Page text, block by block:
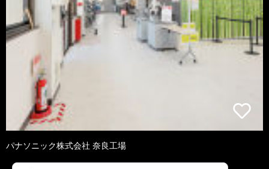
パナソニック株式会社 奈良工場